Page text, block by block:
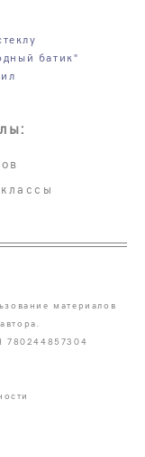
батик"
материалов
780244857304